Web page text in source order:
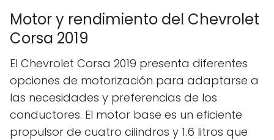
Motor y rendimiento del Chevrolet
Corsa 2019
El Chevrolet Corsa 2019 presenta diferentes
opciones de motorización para adaptarse a
las necesidades y preferencias de los
conductores. El motor base es un eficiente
propulsor de cuatro cilindros y 1.6 litros que